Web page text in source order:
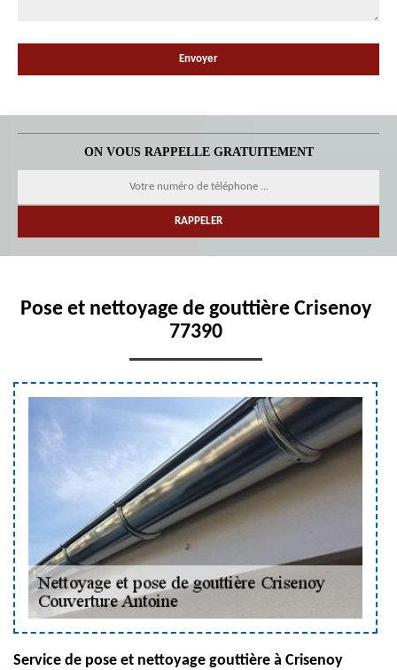
ON VOUS RAPPELLE GRATUITEMENT
Pose et nettoyage de gouttière Crisenoy
77390
Service de pose et nettoyage gouttière à Crisenoy